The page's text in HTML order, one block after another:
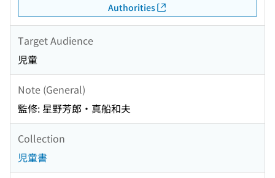
Authorities
Target Audience
児童
Note (General)
監修: 星野芳郎・真船和夫
Collection
児童書